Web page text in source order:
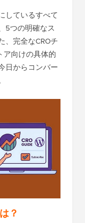
しているすべて
5つの明確なス
、完全なCROチ
ア向けの具体的
日からコンバー
？